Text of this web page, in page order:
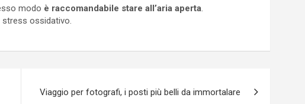
modo è raccomandabile stare all’aria aperta
ossidativo.
Viaggio per fotografi, i posti più belli da immortalare